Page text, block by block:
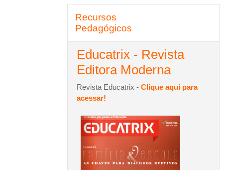
Recursos
Pedagógicos
Educatrix - Revista
Editora Moderna
Revista Educatrix - Clique aqui para
acessar!